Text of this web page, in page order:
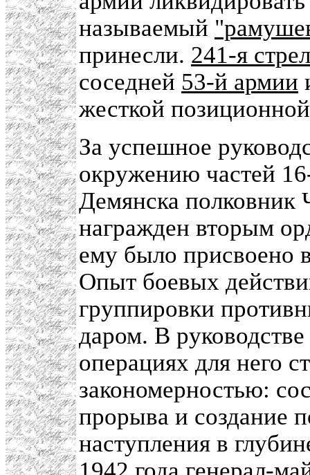
называемый
принесли. 241-я
соседней 53-й армии
жесткой
За успешное
окружению частей
Демянска полковник
награжден вторым
ему было присвоено
Опыт боевых
группировки
даром. В
операциях для него
закономерностью:
прорыва и создание
наступления в